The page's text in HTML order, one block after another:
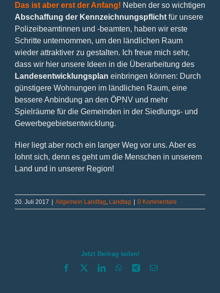
Das ist aber erst der Anfang! Neben der so wichtigen
Abschaffung der Kennzeichnungspflicht für unsere
Polizeibeamtinnen und -beamten, haben wir erste
Schritte unternommen, um den ländlichen Raum
wieder attraktiver zu gestalten. Ich freue mich sehr,
dass wir hier unsere Ideen in die Überarbeitung des
Landesentwicklungsplan einbringen können: Durch
günstigere Wohnungen im ländlichen Raum, eine
bessere Anbindung an den ÖPNV und mehr
Spielräume für die Gemeinden in der Siedlungs- und
Gewerbegebietsentwicklung.
Hier liegt aber noch ein langer Weg vor uns. Aber es
lohnt sich, denn es geht um die Menschen in unserem
Land und in unserer Region!
20. Juli 2017 | Allgemein Landtag Landtag | 0 Kommentare
Jetzt Beitrag teilen!
Facebook LinkedInWhatsApp
Xing E-